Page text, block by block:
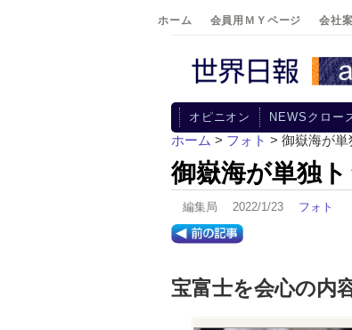
ホーム 会員用ＭＹページ 会社
オピニオン NEWSクロー
ホーム > フォト > 御嶽海が
御嶽海が単独
編集局 2022/1/23 フォト
宝富士を会心の内